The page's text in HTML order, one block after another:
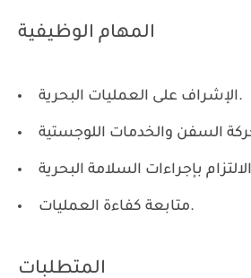
المهام الوظيفية
الإشراف على العمليات البحرية.
متابعة كفاءة العمليات.
المتطلبات